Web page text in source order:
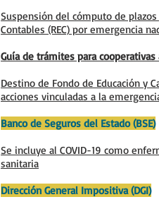
Suspensión del cómputo de
Contables (REC) por emergencia
Guía de trámites para cooperativas
Destino de Fondo de Educación y
acciones vinculadas a la
Banco de Seguros del Estado (BSE)
Se incluye al COVID-19 como
sanitaria
Dirección General Impositiva (DGI)